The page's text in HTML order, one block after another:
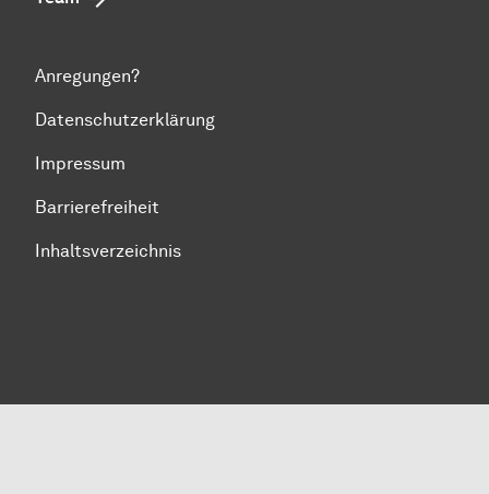
Anregungen?
Datenschutzerklärung
Impressum
Barrierefreiheit
Inhaltsverzeichnis